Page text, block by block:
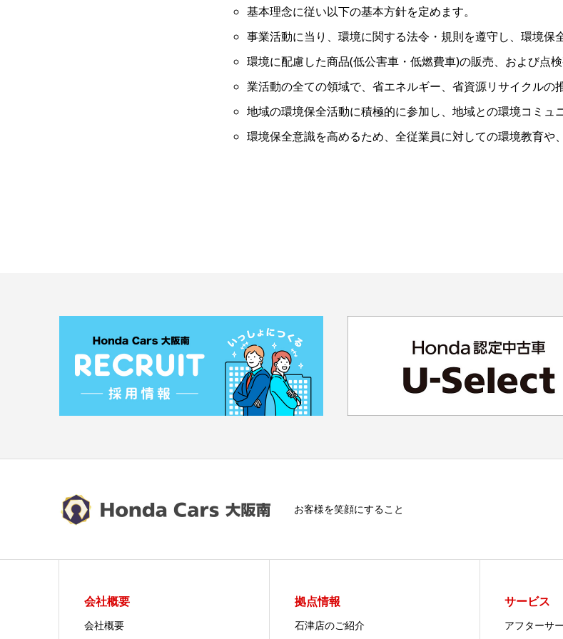
基本理念に従い以下の基本方針を定めます。
事業活動に当り、環境に関する法令・規則を遵守し、環境保
環境に配慮した商品(低公害車・低燃費車)の販売、および点検
業活動の全ての領域で、省エネルギー、省資源リサイクルの
地域の環境保全活動に積極的に参加し、地域との環境コミュ
環境保全意識を高めるため、全従業員に対しての環境教育や
お客様を笑顔にすること
会社概要
会社概要
拠点情報
石津店のご紹介
サービス
アフターサ